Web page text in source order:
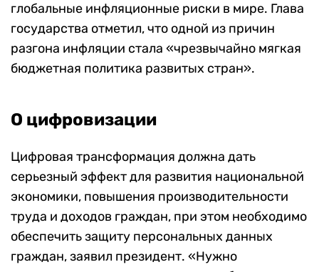
глобальные инфляционные риски в мире. Глава
государства отметил, что одной из причин
разгона инфляции стала «чрезвычайно мягкая
бюджетная политика развитых стран».
О цифровизации
Цифровая трансформация должна дать
серьезный эффект для развития национальной
экономики, повышения производительности
труда и доходов граждан, при этом необходимо
обеспечить защиту персональных данных
граждан, заявил президент. «Нужно